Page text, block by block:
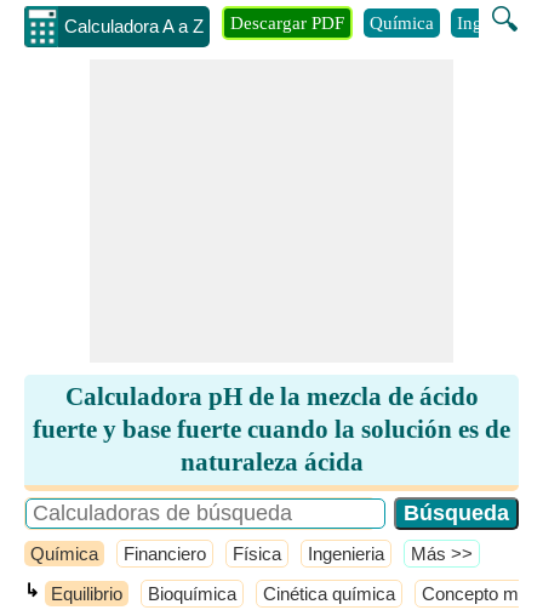
Calculadora A a Z 🔍
Descargar PDF Química Ingenieria
Calculadora pH de la mezcla de ácido
fuerte y base fuerte cuando la solución es de
naturaleza ácida
Química Financiero Física Ingenieria ​Más >>
↳ Equilibrio Bioquímica Cinética química Concepto